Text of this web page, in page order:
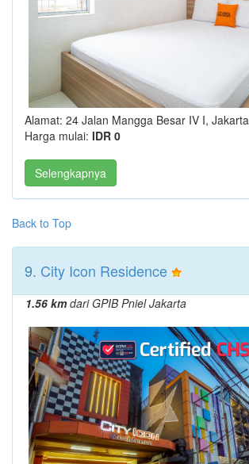
Alamat: 24 Jalan Mangga Besar IV I, Jakarta
Harga mulai: IDR 0
Selengkapnya
Back to Top
9. City Icon Residence
1.56 kmdari GPIB Pniel Jakarta